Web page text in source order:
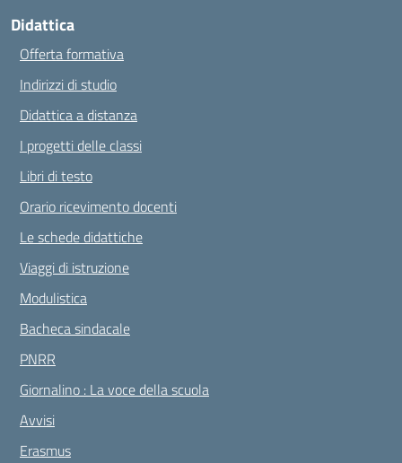
Didattica
Offerta formativa
Indirizzi di studio
Didattica a distanza
I progetti delle classi
Libri di testo
Orario ricevimento docenti
Le schede didattiche
Viaggi di istruzione
Modulistica
Bacheca sindacale
PNRR
Giornalino : La voce della scuola
Avvisi
Erasmus